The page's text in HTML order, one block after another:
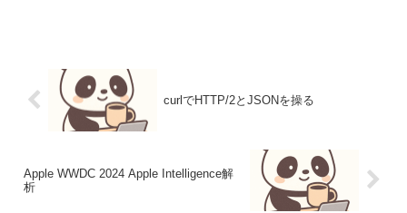
curlでHTTP/2とJSONを操る
Apple WWDC 2024 Apple Intelligence解
析